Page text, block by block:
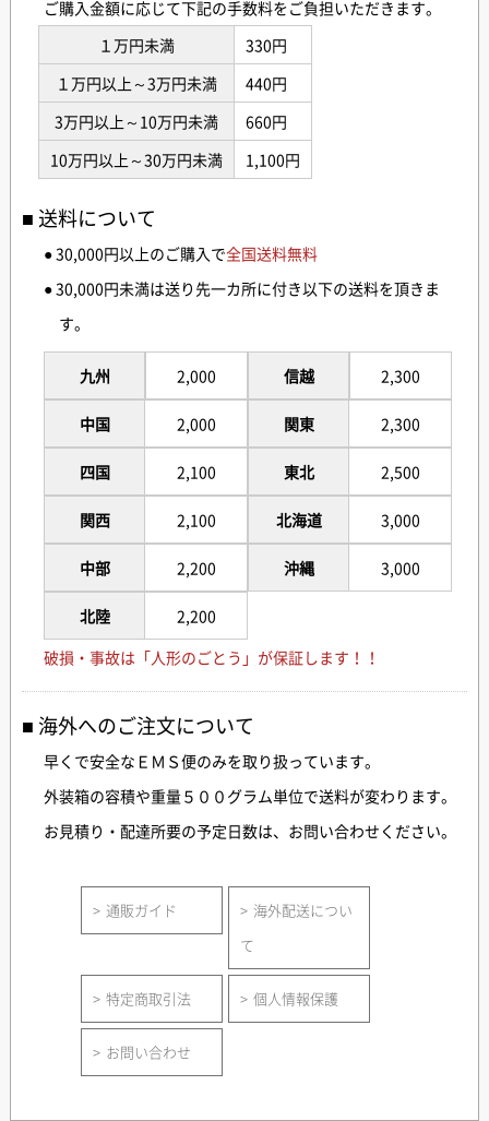
ご購入金額に応じて下記の手数料をご負担いただきます。
１万円未満
330円
１万円以上～3万円未満
440円
3万円以上～10万円未満
660円
10万円以上～30万円未満
1,100円
送料について
● 30,000円以上のご購入で全国送料無料
● 30,000円未満は送り先一カ所に付き以下の送料を頂きま
す。
九州
中国
四国
関西
中部
北陸
2,000
2,000
2,100
2,100
2,200
2,200
信越
関東
東北
北海道
沖縄
2,300
2,300
2,500
3,000
3,000
破損・事故は「人形のごとう」が保証します！！
海外へのご注文について
早くで安全なＥＭＳ便のみを取り扱っています。
外装箱の容積や重量５００グラム単位で送料が変わります。
お見積り・配達所要の予定日数は、お問い合わせください。
通販ガイド
海外配送につい
て
特定商取引法 個人情報保護
お問い合わせ